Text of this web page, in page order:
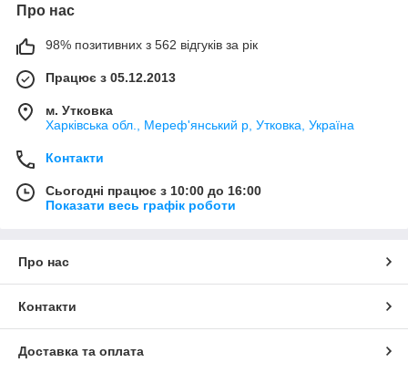
Про нас
98% позитивних з 562 відгуків за рік
Працює з 05.12.2013
м. Утковка
Харківська обл., Мереф'янський р, Утковка, Україна
Контакти
Сьогодні працює з 10:00 до 16:00
Показати весь графік роботи
Про нас
Контакти
Доставка та оплата